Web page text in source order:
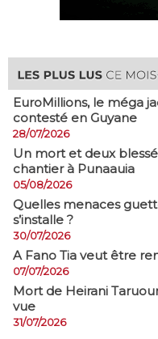
EuroMillions, ​le méga
contesté en Guyane
28/07/2026
​Un mort et deux
chantier à Punaauia
05/08/2026
Quelles menaces
s’installe ?
30/07/2026
A Fano Tia veut être
07/07/2026
Mort de Heirani
vue
31/07/2026